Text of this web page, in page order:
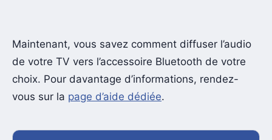
Maintenant, vous savez comment diffuser l’audio
de votre TV vers l’accessoire Bluetooth de votre
choix. Pour davantage d’informations, rendez-
vous sur la page d’aide dédiée.